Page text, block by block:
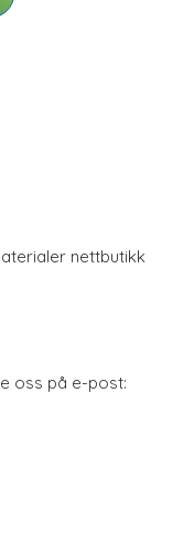
nettbutikk
oss på e-post: